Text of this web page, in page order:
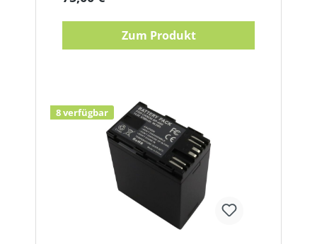
Zum Produkt
8 verfügbar